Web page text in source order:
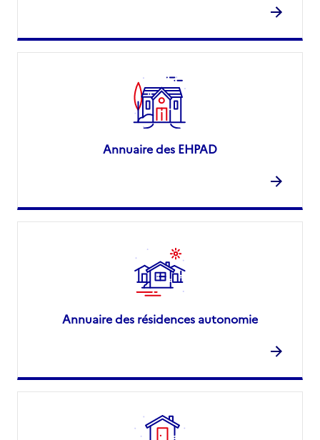
Annuaire des EHPAD
Annuaire des résidences autonomie